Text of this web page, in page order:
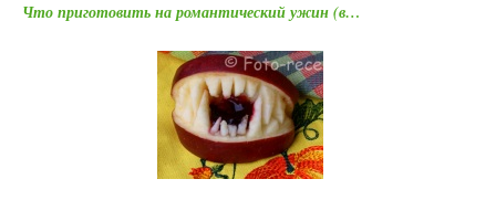
Что приготовить на романтический ужин (в…